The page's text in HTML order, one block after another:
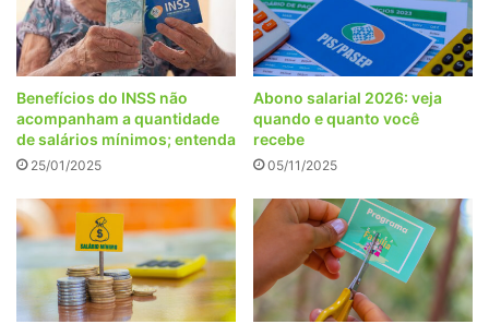
Benefícios do INSS não
acompanham a quantidade
de salários mínimos; entenda
25/01/2025
Abono salarial 2026: veja
quando e quanto você
recebe
05/11/2025